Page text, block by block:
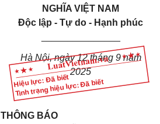
Hiệu lực: Đã biết
Tình trạng hiệu lực: Đã biết
NGHĨA VIỆT NAM
Độc lập - Tự do - Hạnh phúc
Hà Nội, ngày 12 tháng 9 năm
2025
THÔNG BÁO